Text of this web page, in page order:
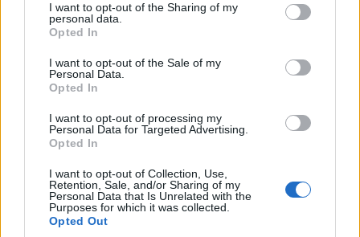
I want to opt-out of the Sharing of my
personal data.
Opted In
I want to opt-out of the Sale of my
Personal Data.
Opted In
I want to opt-out of processing my
Personal Data for Targeted Advertising.
Opted In
I want to opt-out of Collection, Use,
Retention, Sale, and/or Sharing of my
Personal Data that Is Unrelated with the
Purposes for which it was collected.
Opted Out
Sepsiszentgyörgyön
működik ilyen rendszer,
Magyarországon viszont már minden 65
év feletti személy automatikusan
belekerül a Gondosóra programba. A két
program nem ugyanaz, de nagyon
hasonló. „Nem előzmény nélküli nálunk